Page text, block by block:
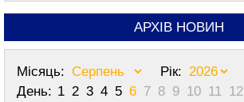
АРХІВ НОВИН
Місяць:
Рік:
День: 1 2 3 4 5 6 7 8 9 10 11 12